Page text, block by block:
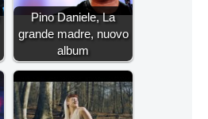
Pino Daniele, La
grande madre, nuovo
album